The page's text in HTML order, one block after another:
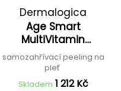
Dermalogica
Age Smart
MultiVitamin
Thermafoliant
samozahřívací peeling na
pleť
Skladem 1 212 Kč